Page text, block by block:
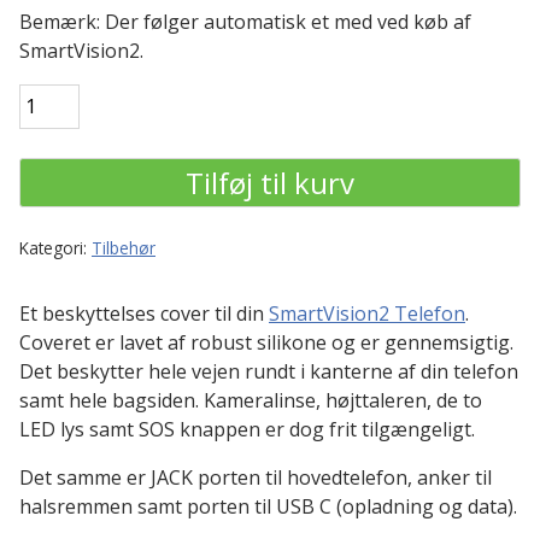
Bemærk: Der følger automatisk et med ved køb af
SmartVision2.
SmartVision2
Cover
antal
Tilføj til kurv
Kategori: Tilbehør
Et beskyttelses cover til din SmartVision2 Telefon.
Coveret er lavet af robust silikone og er gennemsigtig.
Det beskytter hele vejen rundt i kanterne af din telefon
samt hele bagsiden. Kameralinse, højttaleren, de to
LED lys samt SOS knappen er dog frit tilgængeligt.
Det samme er JACK porten til hovedtelefon, anker til
halsremmen samt porten til USB C (opladning og data).